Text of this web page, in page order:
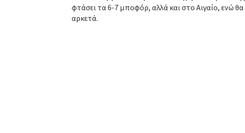
φτάσει τα 6-7 μποφόρ, αλλά και στο Αιγαίο, ενώ
αρκετά.